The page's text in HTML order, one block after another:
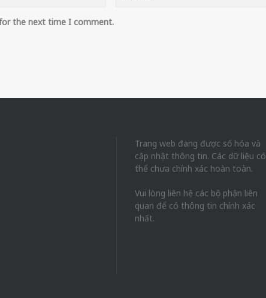
the next time I comment.
Trang web đang được số hóa và
cập nhật thông tin. Các dữ liệu có
thể chưa chính xác hoàn toàn.
Vui lòng liên hệ các bộ phận liên
quan để có thông tin chính xác
nhất.